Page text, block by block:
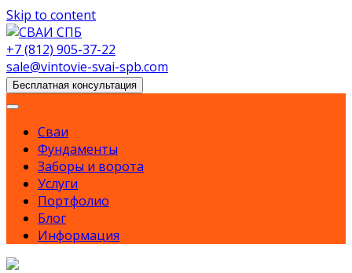
Skip to content
+7 (812) 905-37-22
sale@vintovie-svai-spb.com
Бесплатная консультация
Сваи
Фундаменты
Заборы и ворота
Услуги
Портфолио
Блог
Информация